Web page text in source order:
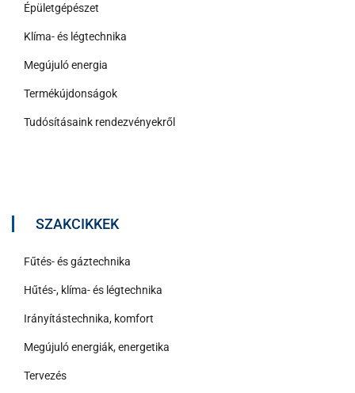
Épületgépészet
Klíma- és légtechnika
Megújuló energia
Termékújdonságok
Tudósításaink rendezvényekről
SZAKCIKKEK
Fűtés- és gáztechnika
Hűtés-, klíma- és légtechnika
Irányítástechnika, komfort
Megújuló energiák, energetika
Tervezés